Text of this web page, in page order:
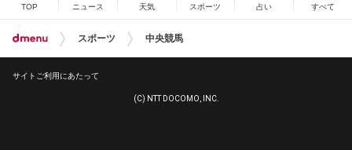
TOP ニュース 天気 スポーツ 占い すべて
スポーツ 中央競馬
サイトご利用にあたって
(C) NTT DOCOMO, INC.